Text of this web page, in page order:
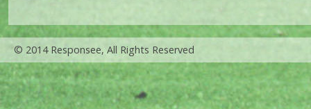
© 2014 Responsee, All Rights Reserved